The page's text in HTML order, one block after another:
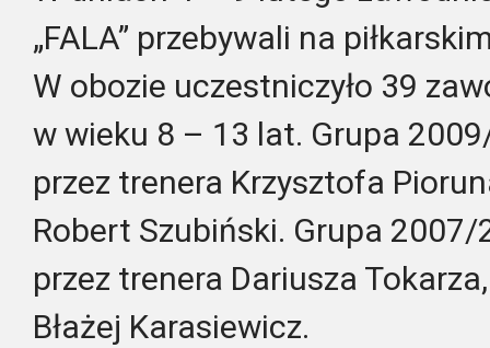
„FALA” przebywali na
W obozie uczestniczyło 39
w wieku 8 – 13 lat. Grupa
przez trenera Krzysztofa
Robert Szubiński. Grupa
przez trenera Dariusza
Błażej Karasiewicz.